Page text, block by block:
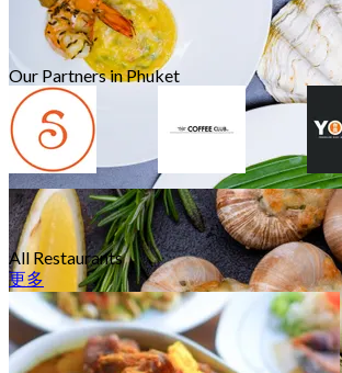
濱水餐廳
16 分店
連鎖餐廳
14 分店
融合菜
36 分店
Our Partners in Phuket
All Restaurants
更多